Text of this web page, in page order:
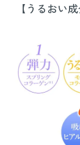
【うるおい